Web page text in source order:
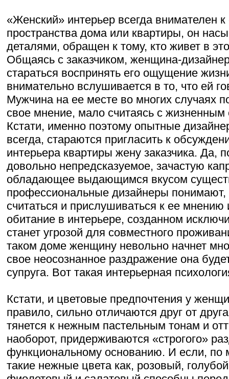
«Женский» интерьер всегда внимателен
пространства дома или квартиры, он
деталями, обращен к тому, кто живет в
Общаясь с заказчиком, женщина-
стараться воспринять его ощущение
внимательно вслушивается в то, что ей
Мужчина на ее месте во многих случаях
свое мнение, мало считаясь с жизненным
Кстати, именно поэтому опытные
всегда, стараются пригласить к
интерьера квартиры жену заказчика. Да,
довольно непредсказуемое, зачастую
обладающее выдающимся вкусом
профессиональные дизайнеры
считаться и прислушиваться к ее
обитание в интерьере, созданном
станет угрозой для совместного
таком доме женщину невольно начнет
свое неосознанное раздражение она
супруга. Вот такая интерьерная
Кстати, и цветовые предпочтения у
правило, сильно отличаются друг от
тянется к нежным пастельным тонам и
наоборот, придерживаются «строгого»
функциональному основанию. И если,
такие нежные цвета как, розовый,